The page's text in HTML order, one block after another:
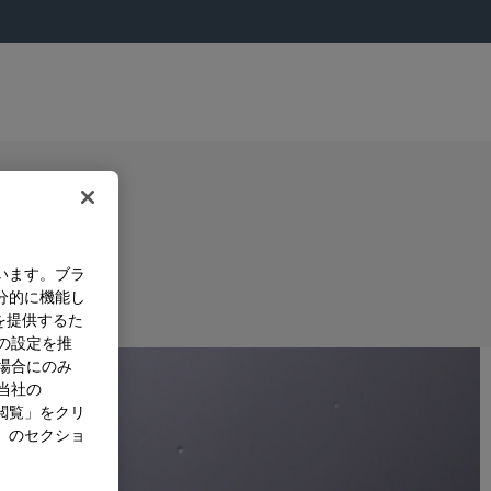
ます。ブラ
的に機能し
提供するた
設定を推
合にのみ
社の
覧」をクリ
のセクショ